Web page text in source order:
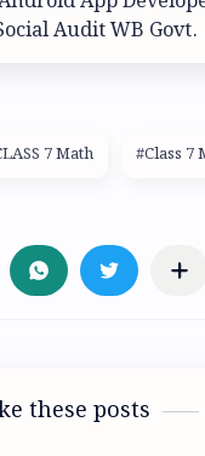
Audit WB Govt.
7 Math #Class 7
these posts